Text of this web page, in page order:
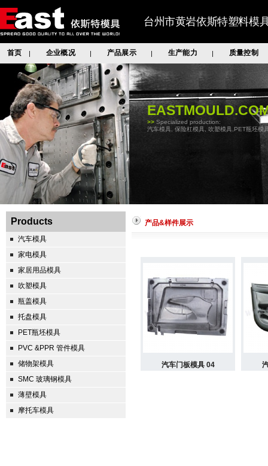
台州市黄岩依斯特塑料模
首页 | 企业概况 | 产品展示 | 生产能力 | 质量控制
>> Specialized production:
汽车模具, 保险杠模具, 吹塑模具,PET瓶坯模
Products
汽车模具
家电模具
家居用品模具
吹塑模具
瓶盖模具
托盘模具
PET瓶坯模具
PVC &PPR 管件模具
储物架模具
SMC 玻璃钢模具
薄壁模具
摩托车模具
产品&样件展示
汽车门板模具 04